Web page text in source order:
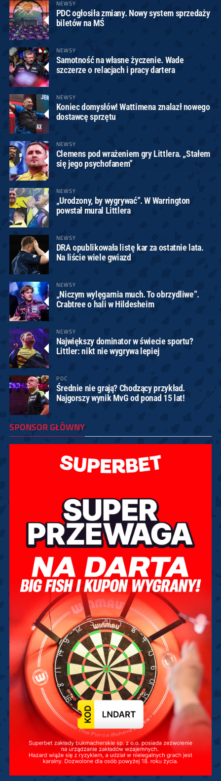
NEWSY
PDC ogłosiła zmiany. Nowy system sprzedaży
biletów na MŚ
NEWSY
Samotność na własne życzenie. Wade
szczerze o relacjach i pracy dartera
NEWSY
Koniec domysłów! Wattimena znalazł nowego
dostawcę sprzętu
NEWSY
Clemens pod wrażeniem gry Littlera. „Stałem
się jego psychofanem”
NEWSY
„Urodzony, by wygrywać”. W Warrington
powstał mural Littlera
NEWSY
DRA opublikowała listę kar za ostatnie lata.
Na liście wiele gwiazd
NEWSY
„Niczym wylęgarnia much. To obrzydliwe”.
Crabtree o hali w Hildesheim
NEWSY
Największy dominator w świecie sportu?
Littler: nikt nie wygrywa lepiej
PDC
Średnie nie grają? Chodzący przykład.
Najgorszy wynik MvG od ponad 15 lat!
SPONSOR GŁÓWNY